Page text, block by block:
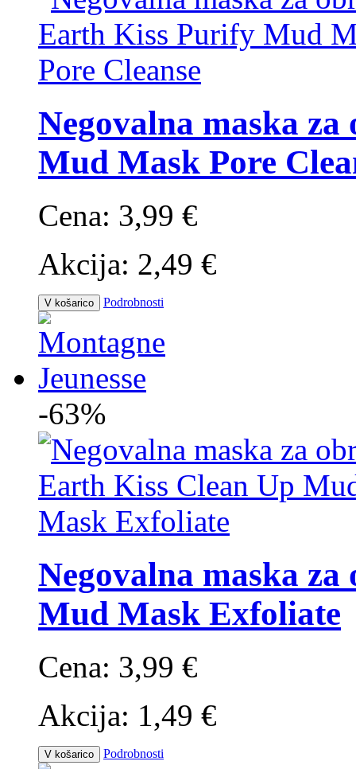
Negovalna maska
Mud Mask Pore
Cena: 3,99 €
Akcija: 2,49 €
V košarico Podrobnosti
-63%
Negovalna maska
Mud Mask Exfoliate
Cena: 3,99 €
Akcija: 1,49 €
V košarico Podrobnosti